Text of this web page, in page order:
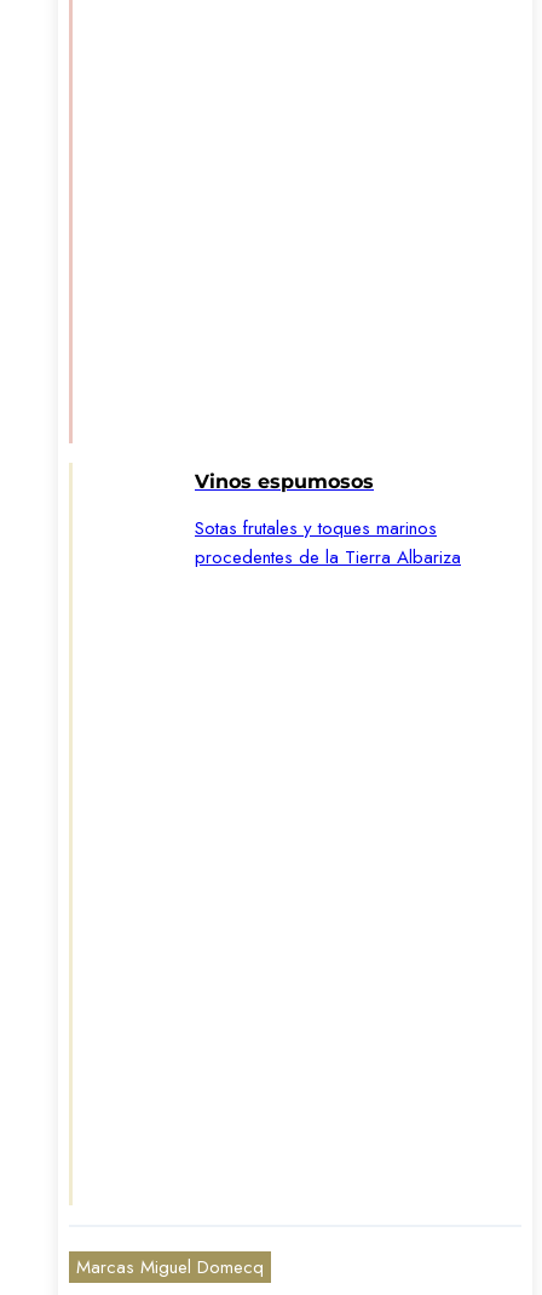
Vinos espumosos
Sotas frutales y toques marinos
procedentes de la Tierra Albariza
Marcas Miguel Domecq